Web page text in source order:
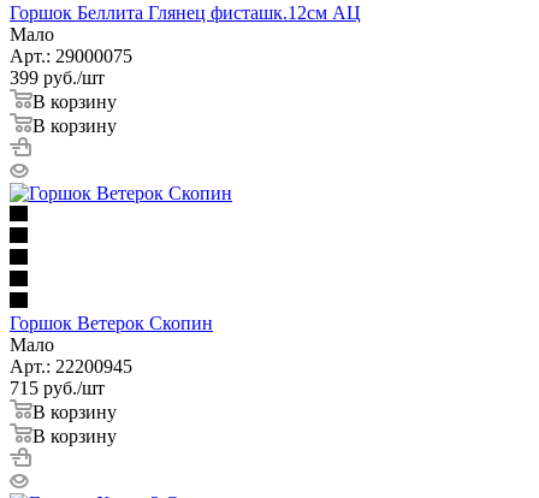
Горшок Беллита Глянец фисташк.12см АЦ
Мало
Арт.: 29000075
399 руб./шт
В корзину
В корзину
Горшок Ветерок Скопин
Мало
Арт.: 22200945
715 руб./шт
В корзину
В корзину